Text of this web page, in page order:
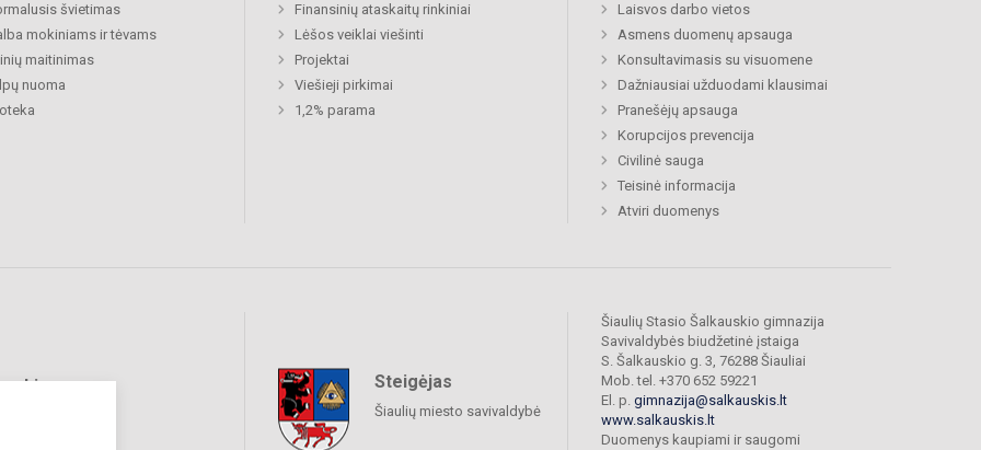
švietimas
mokiniams ir tėvams
maitinimas
nuoma
Finansinių ataskaitų rinkiniai
Lėšos veiklai viešinti
Projektai
Viešieji pirkimai
1,2% parama
Laisvos darbo vietos
Asmens duomenų apsauga
Konsultavimasis su visuomene
Dažniausiai užduodami klausimai
Pranešėjų apsauga
Korupcijos prevencija
Civilinė sauga
Teisinė informacija
Atviri duomenys
Steigėjas
Šiaulių miesto savivaldybė
Šiaulių Stasio Šalkauskio gimnazija
Savivaldybės biudžetinė įstaiga
S. Šalkauskio g. 3, 76288 Šiauliai
Mob. tel. +370 652 59221
El. p. gimnazija@salkauskis.lt
www.salkauskis.lt
Duomenys kaupiami ir saugomi